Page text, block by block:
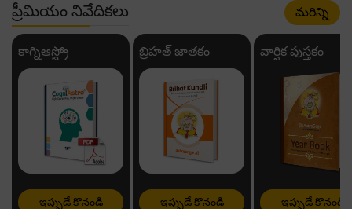
ప్రీమియం నివేదికలు మరిన్ని
కాగ్నిఆస్ట్రో
ఇప్పుడే కొనండి
బ్రిహత్ జాతకం
ఇప్పుడే కొనండి
వార్షిక పుస్తకం
ఇప్పుడే కొనండి